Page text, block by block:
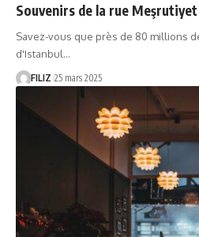
Souvenirs de la rue
Savez-vous que près de 80 millions
d'Istanbul…
FILIZ 25 mars 2025